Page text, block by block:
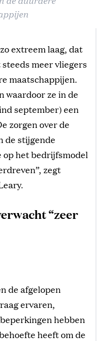
extreem laag, dat
meer vliegers
maatschappijen.
waardoor ze in de
september) een
zorgen over de
de stijgende
het bedrijfsmodel
zegt
“zeer
de afgelopen
ervaren,
hebben
heeft om de